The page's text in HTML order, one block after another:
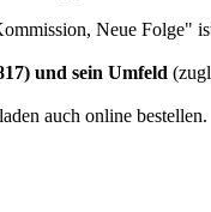
Neue Folge"
und sein Umfeld
auch online bestellen.